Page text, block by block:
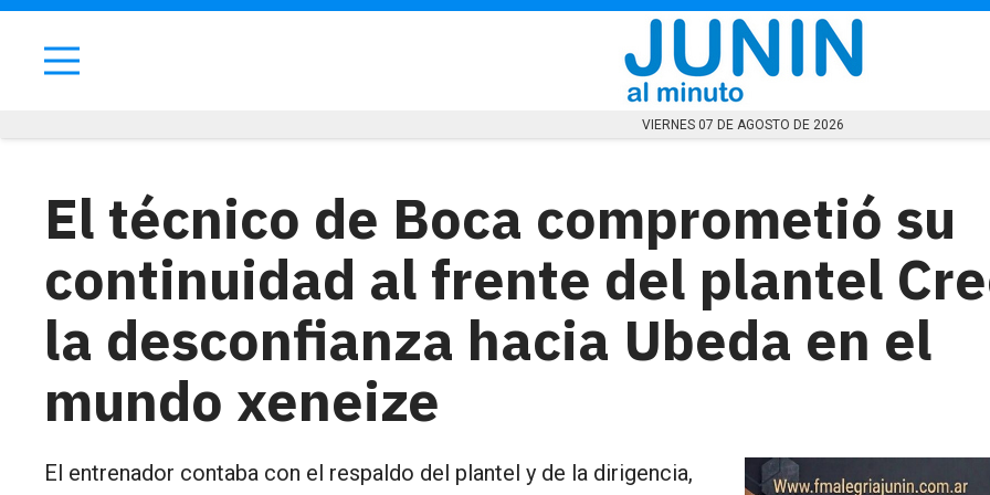
VIERNES 07 DE AGOSTO DE 2026
El técnico de Boca comprometió su
continuidad al frente del plantel
la desconfianza hacia Ubeda en el
mundo xeneize
El entrenador contaba con el respaldo del plantel y de la dirigencia,